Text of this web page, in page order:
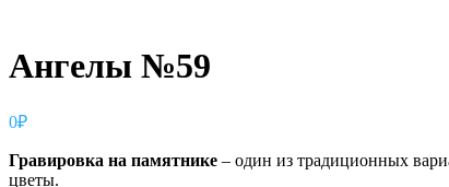
Ангелы №59
0₽
Гравировка на памятнике – один из традиционных
цветы.